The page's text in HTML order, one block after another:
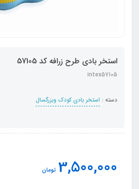
استخر بادی طرح زرافه کد 57105
intex57105
دسته : استخر بادی کودک وبزرگسال
3,500,000 تومان